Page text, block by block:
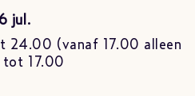
jul.
24.00 (vanaf 17.00 alleen
tot 17.00